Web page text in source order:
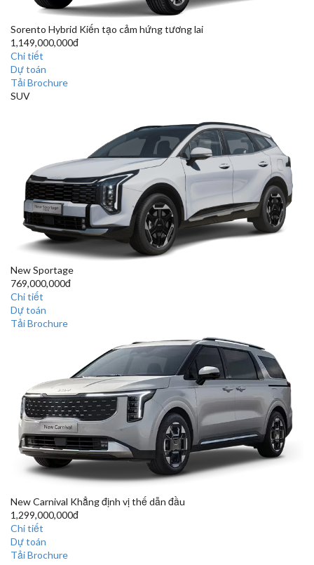
Sorento Hybrid Kiến tạo cảm hứng tương lai
1,149,000,000đ
Chi tiết
Dự toán
Tải Brochure
SUV
New Sportage
769,000,000đ
Chi tiết
Dự toán
Tải Brochure
New Carnival Khẳng định vị thế dẫn đầu
1,299,000,000đ
Chi tiết
Dự toán
Tải Brochure